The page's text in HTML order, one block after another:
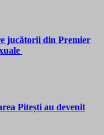
jucătorii din Premier
Pitești au devenit